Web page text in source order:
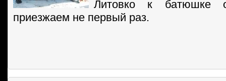
Литовко к батюшке
приезжаем не первый раз.